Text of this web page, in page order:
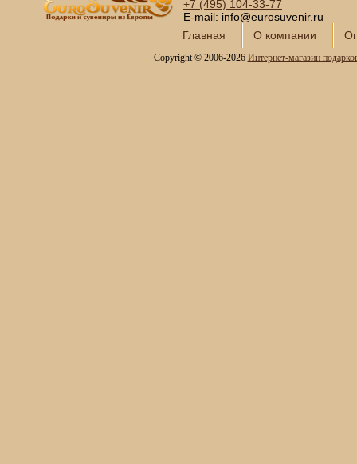
+7 (495) 104-33-77
E-mail: info@eurosuvenir.ru
Главная
О компании
Copyright © 2006-2026 Интернет-магазин